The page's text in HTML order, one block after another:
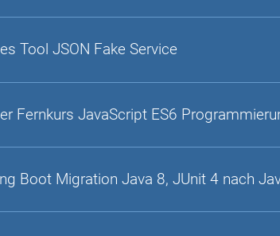
Tool JSON Fake Service
Fernkurs JavaScript ES6
Boot Migration Java 8, JUnit 4 nach